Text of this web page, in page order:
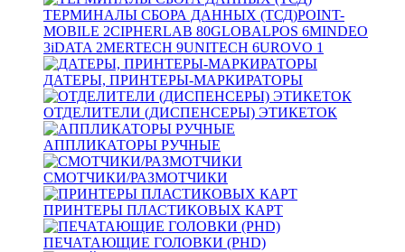
ТЕРМИНАЛЫ СБОРА ДАННЫХ (ТСД)POINT-
MOBILE 2CIPHERLAB 80GLOBALPOS 6MINDEO
3iDATA 2MERTECH 9UNITECH 6UROVO 1
ДАТЕРЫ, ПРИНТЕРЫ-МАРКИРАТОРЫ
ОТДЕЛИТЕЛИ (ДИСПЕНСЕРЫ) ЭТИКЕТОК
АППЛИКАТОРЫ РУЧНЫЕ
СМОТЧИКИ/РАЗМОТЧИКИ
ПРИНТЕРЫ ПЛАСТИКОВЫХ КАРТ
ПЕЧАТАЮЩИЕ ГОЛОВКИ (PHD)